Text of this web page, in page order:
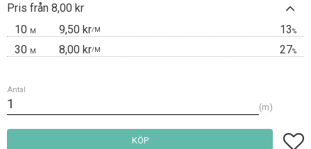
Pris från 8,00 kr
10 M 9,50 kr/M 13%
30 M 8,00 kr/M 27%
Antal
m
KÖP Lägg